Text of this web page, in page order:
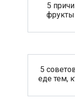
5
фрукты
5
еде тем,